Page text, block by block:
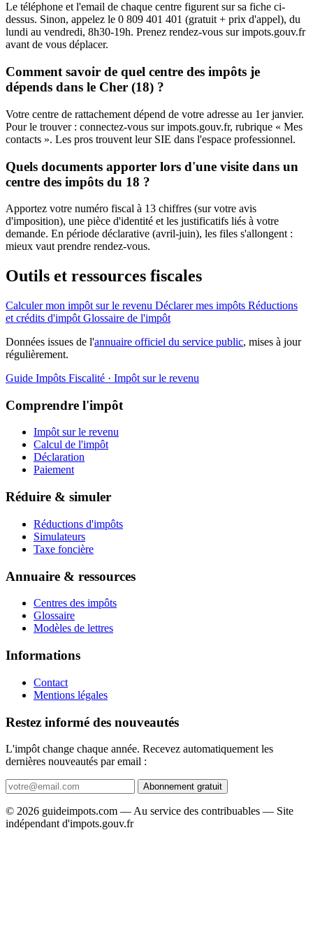
Le téléphone et l'email de chaque centre figurent sur sa fiche ci-
dessus. Sinon, appelez le 0 809 401 401 (gratuit + prix d'appel), du
lundi au vendredi, 8h30-19h. Prenez rendez-vous sur impots.gouv.fr
avant de vous déplacer.
Comment savoir de quel centre des impôts je
dépends dans le Cher (18) ?
Votre centre de rattachement dépend de votre adresse au 1er janvier.
Pour le trouver : connectez-vous sur impots.gouv.fr, rubrique « Mes
contacts ». Les pros trouvent leur SIE dans l'espace professionnel.
Quels documents apporter lors d'une visite dans un
centre des impôts du 18 ?
Apportez votre numéro fiscal à 13 chiffres (sur votre avis
d'imposition), une pièce d'identité et les justificatifs liés à votre
demande. En période déclarative (avril-juin), les files s'allongent :
mieux vaut prendre rendez-vous.
Outils et ressources fiscales
Calculer mon impôt sur le revenu Déclarer mes impôts Réductions
et crédits d'impôt Glossaire de l'impôt
Données issues de l'annuaire officiel du service public, mises à jour
régulièrement.
Guide Impôts Fiscalité · Impôt sur le revenu
Comprendre l'impôt
Impôt sur le revenu
Calcul de l'impôt
Déclaration
Paiement
Réduire & simuler
Réductions d'impôts
Simulateurs
Taxe foncière
Annuaire & ressources
Centres des impôts
Glossaire
Modèles de lettres
Informations
Contact
Mentions légales
Restez informé des nouveautés
L'impôt change chaque année. Recevez automatiquement les
dernières nouveautés par email :
Abonnement gratuit
© 2026 guideimpots.com — Au service des contribuables — Site
indépendant d'impots.gouv.fr